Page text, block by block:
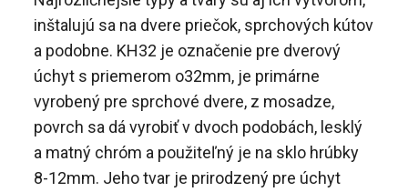
inštalujú sa na dvere priečok, sprchových kútov
a podobne. KH32 je označenie pre dverový
úchyt s priemerom o32mm, je primárne
vyrobený pre sprchové dvere, z mosadze,
povrch sa dá vyrobiť v dvoch podobách, lesklý
a matný chróm a použiteľný je na sklo hrúbky
8-12mm. Jeho tvar je prirodzený pre úchyt